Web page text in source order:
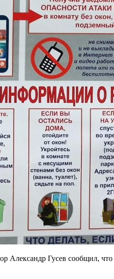
Александр Гусев сообщил,